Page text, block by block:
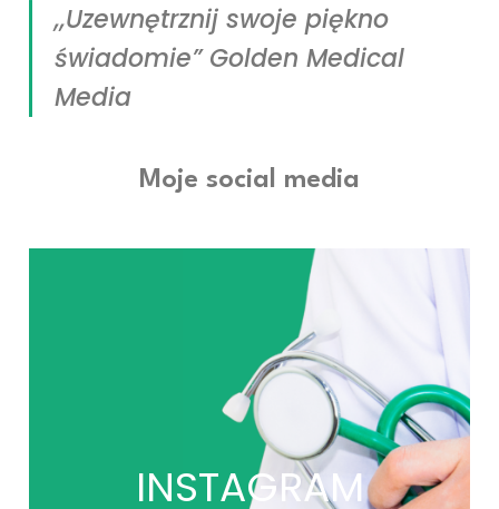
,,Uzewnętrznij swoje piękno
świadomie” Golden Medical
Media
Moje social media
INSTAGRAM